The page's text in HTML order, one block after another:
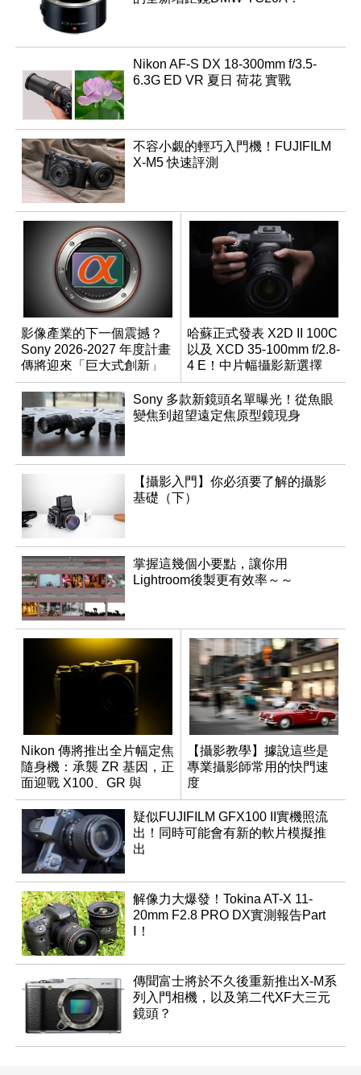
Nikon AF-S DX 18-300mm f/3.5-
6.3G ED VR 夏日 荷花 實戰
不容小覷的輕巧入門機！FUJIFILM
X-M5 快速評測
影像產業的下一個震撼？
Sony 2026-2027 年度計畫
傳將迎來「巨大式創新」
哈蘇正式發表 X2D II 100C
以及 XCD 35-100mm f/2.8-
4 E！中片幅攝影新選擇
Sony 多款新鏡頭名單曝光！從魚眼
變焦到超望遠定焦原型鏡現身
【攝影入門】你必須要了解的攝影
基礎（下）
掌握這幾個小要點，讓你用
Lightroom後製更有效率～～
Nikon 傳將推出全片幅定焦
隨身機：承襲 ZR 基因，正
面迎戰 X100、GR 與
RX1R 系列
【攝影教學】據說這些是
專業攝影師常用的快門速
度
疑似FUJIFILM GFX100 II實機照流
出！同時可能會有新的軟片模擬推
出
解像力大爆發！Tokina AT-X 11-
20mm F2.8 PRO DX實測報告Part
Ⅰ！
傳聞富士將於不久後重新推出X-M系
列入門相機，以及第二代XF大三元
鏡頭？